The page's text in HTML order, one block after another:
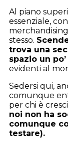
Al piano
essenziale,
stesso.
trova una
spazio un
evidenti al
Sedersi qui,
comunque
per chi è
noi non ha
comunque
testare).